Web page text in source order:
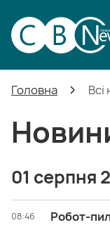
Головна Всі
01 серпня
08:46 Робот-